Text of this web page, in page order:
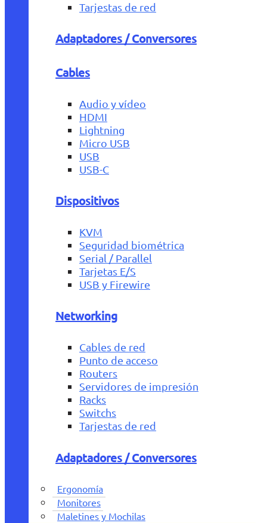
Tarjestas de red
Adaptadores / Conversores
Cables
Audio y vídeo
HDMI
Lightning
Micro USB
USB
USB-C
Dispositivos
KVM
Seguridad biométrica
Serial / Parallel
Tarjetas E/S
USB y Firewire
Networking
Cables de red
Punto de acceso
Routers
Servidores de impresión
Racks
Switchs
Tarjestas de red
Adaptadores / Conversores
Ergonomía
Monitores
Maletines y Mochilas